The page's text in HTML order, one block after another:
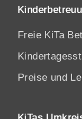
Freie KiTa
Preise und